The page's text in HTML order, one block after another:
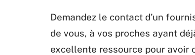
Demandez le contact d’un
de vous, à vos proches ayant
excellente ressource pour avoir